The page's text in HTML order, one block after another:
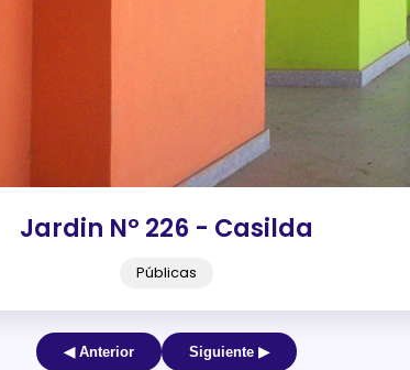
Jardin Nº 226 - Casilda
Públicas
◀ Anterior Siguiente ▶